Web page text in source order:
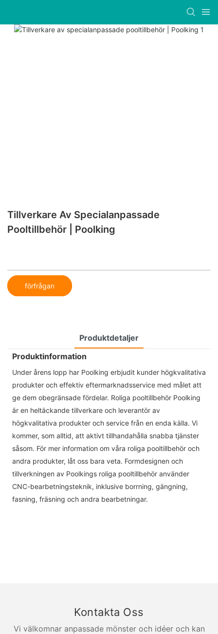
Tillverkare Av Specialanpassade
Pooltillbehör | Poolking
förfrågan
Produktdetaljer
Produktinformation
Under årens lopp har Poolking erbjudit kunder högkvalitativa
produkter och effektiv eftermarknadsservice med målet att
ge dem obegränsade fördelar. Roliga pooltillbehör Poolking
är en heltäckande tillverkare och leverantör av
högkvalitativa produkter och service från en enda källa. Vi
kommer, som alltid, att aktivt tillhandahålla snabba tjänster
såsom. För mer information om våra roliga pooltillbehör och
andra produkter, låt oss bara veta. Formdesignen och
tillverkningen av Poolkings roliga pooltillbehör använder
CNC-bearbetningsteknik, inklusive borrning, gängning,
fasning, fräsning och andra bearbetningar.
Kontakta Oss
Vi välkomnar anpassade mönster och idéer och kan